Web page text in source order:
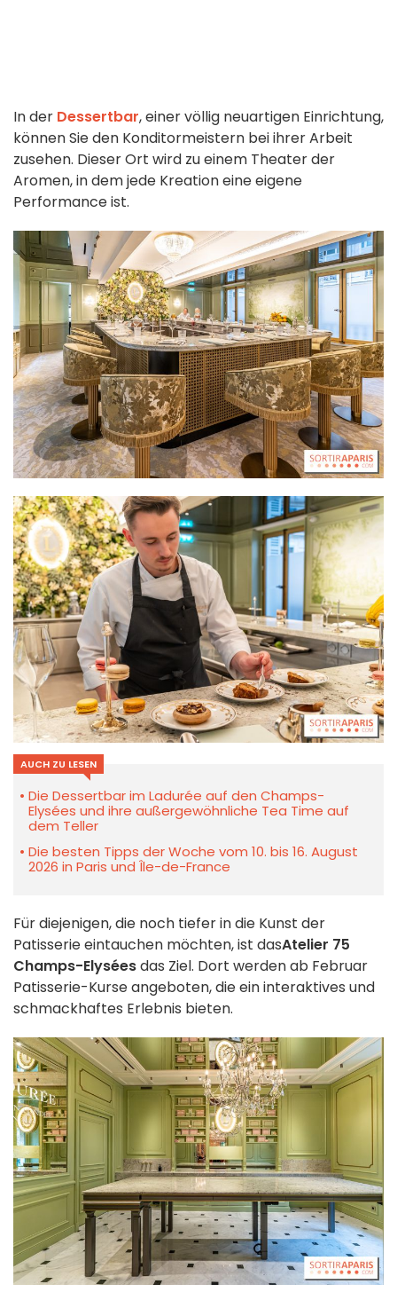
In der Dessertbar, einer völlig neuartigen Einrichtung,
können Sie den Konditormeistern bei ihrer Arbeit
zusehen. Dieser Ort wird zu einem Theater der
Aromen, in dem jede Kreation eine eigene
Performance ist.
AUCH ZU LESEN
Die Dessertbar im Ladurée auf den Champs-
Elysées und ihre außergewöhnliche Tea Time auf
dem Teller
Die besten Tipps der Woche vom 10. bis 16. August
2026 in Paris und Île-de-France
Für diejenigen, die noch tiefer in die Kunst der
Patisserie eintauchen möchten, ist dasAtelier 75
Champs-Elyséesdas Ziel. Dort werden ab Februar
Patisserie-Kurse angeboten, die ein interaktives und
schmackhaftes Erlebnis bieten.